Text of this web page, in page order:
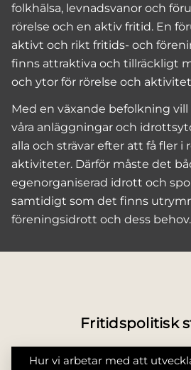
folkhälsa, levnadsvanor och
rörelse och en aktiv fritid. En
aktivt och rikt fritids- och
finns attraktiva och tillräckligt
och ytor för rörelse och
Med en växande befolkning
våra anläggningar och
alla och strävar efter att få fler i
aktiviteter. Därför måste det
egenorganiserad idrott och
samtidigt som det finns
föreningsidrott och dess behov.
Fritidspolitisk
Hur vi arbetar med att